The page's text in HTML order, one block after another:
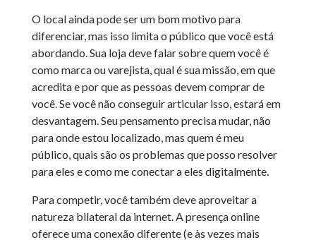
O local ainda pode ser um bom motivo para
diferenciar, mas isso limita o público que você está
abordando. Sua loja deve falar sobre quem você é
como marca ou varejista, qual é sua missão, em que
acredita e por que as pessoas devem comprar de
você. Se você não conseguir articular isso, estará em
desvantagem. Seu pensamento precisa mudar, não
para onde estou localizado, mas quem é meu
público, quais são os problemas que posso resolver
para eles e como me conectar a eles digitalmente.
Para competir, você também deve aproveitar a
natureza bilateral da internet. A presença online
oferece uma conexão diferente (e às vezes mais